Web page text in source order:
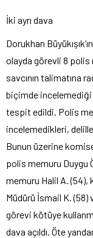
İki ayrı dava
Dorukhan
olayda görevli 8 polis
savcının talimatına
biçimde incelemediği
tespit edildi. Polis
incelemedikleri,
Bunun üzerine
polis memuru Duygu
memuru Halil A. (54),
Müdürü İsmail K. (58)
görevi kötüye
dava açıldı. Öte